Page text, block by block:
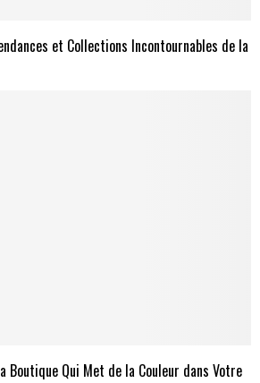
et Collections Incontournables de la
Boutique Qui Met de la Couleur dans Votre